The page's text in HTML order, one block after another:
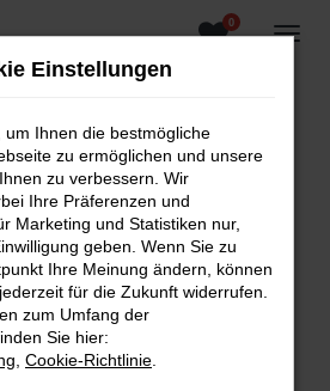
0
Error
aufgetreten.
die dir helfen können:
Firewall und deine
zum Beispiel deine
Einstellungen
um Ihnen die bestmögliche
zu ermöglichen und unsere
zu verbessern. Wir
Ihre Präferenzen und
Marketing und Statistiken nur,
geben. Wenn Sie zu
Ihre Meinung ändern, können
für die Zukunft widerrufen.
zum Umfang der
Sie hier:
Cookie-Richtlinie